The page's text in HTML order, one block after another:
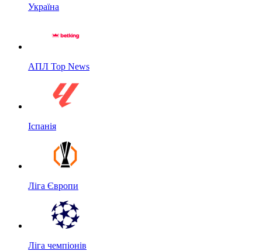
Україна
АПЛ Top News
Іспанія
Ліга Європи
Ліга чемпіонів